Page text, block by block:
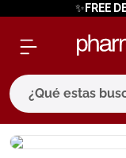
✨FREE
¿Qué estas
términos